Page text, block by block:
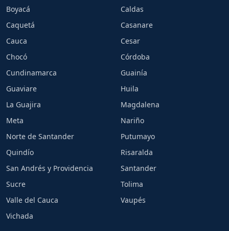
Boyacá
Caldas
Caquetá
Casanare
Cauca
Cesar
Chocó
Córdoba
Cundinamarca
Guainía
Guaviare
Huila
La Guajira
Magdalena
Meta
Nariño
Norte de Santander
Putumayo
Quindío
Risaralda
San Andrés y Providencia
Santander
Sucre
Tolima
Valle del Cauca
Vaupés
Vichada